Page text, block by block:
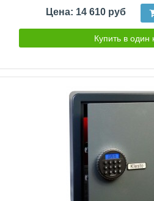
Цена: 14 610 руб
Купить в один